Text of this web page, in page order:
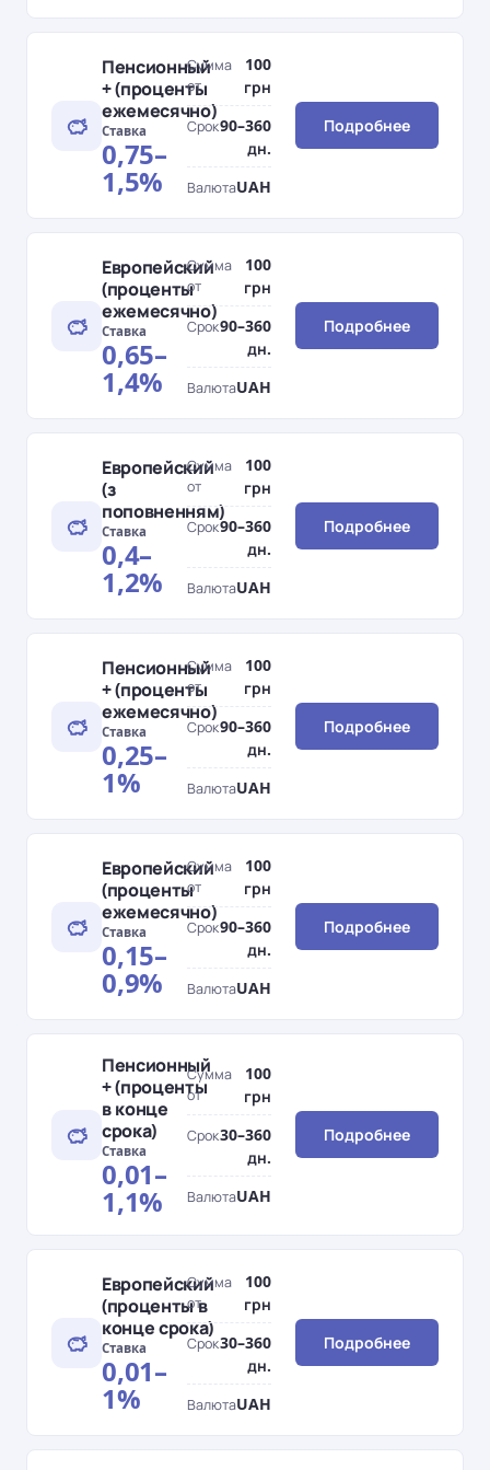
Пенсионный
+ (проценты
ежемесячно)
Ставка
0,75–
1,5%
Сумма
от
100
грн
Срок90–360
дн.
ВалютаUAH
Подробнее
Европейский
(проценты
ежемесячно)
Ставка
0,65–
1,4%
Сумма
от
100
грн
Срок90–360
дн.
ВалютаUAH
Подробнее
Европейский
(з
поповненням)
Ставка
0,4–
1,2%
Сумма
от
100
грн
Срок90–360
дн.
ВалютаUAH
Подробнее
Пенсионный
+ (проценты
ежемесячно)
Ставка
0,25–
1%
Сумма
от
100
грн
Срок90–360
дн.
ВалютаUAH
Подробнее
Европейский
(проценты
ежемесячно)
Ставка
0,15–
0,9%
Сумма
от
100
грн
Срок90–360
дн.
ВалютаUAH
Подробнее
Пенсионный
+ (проценты
в конце
срока)
Ставка
0,01–
1,1%
Сумма
от
100
грн
Срок30–360
дн.
ВалютаUAH
Подробнее
Европейский
(проценты в
конце срока)
Ставка
0,01–
1%
Сумма
от
100
грн
Срок30–360
дн.
ВалютаUAH
Подробнее